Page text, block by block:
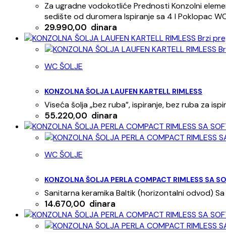
Za ugradne vodokotliće Prednosti Konzolni
sedište od duromera Ispiranje sa 4 l Poklopac
29.990,00 dinara
Brzi
WC ŠOLJE
KONZOLNA ŠOLJA LAUFEN KARTELL RIMLESS
Viseća šolja „bez ruba”, ispiranje, bez ruba za
55.220,00 dinara
WC ŠOLJE
KONZOLNA ŠOLJA PERLA COMPACT RIMLESS SA
Sanitarna keramika Baltik (horizontalni odvod)
14.670,00 dinara